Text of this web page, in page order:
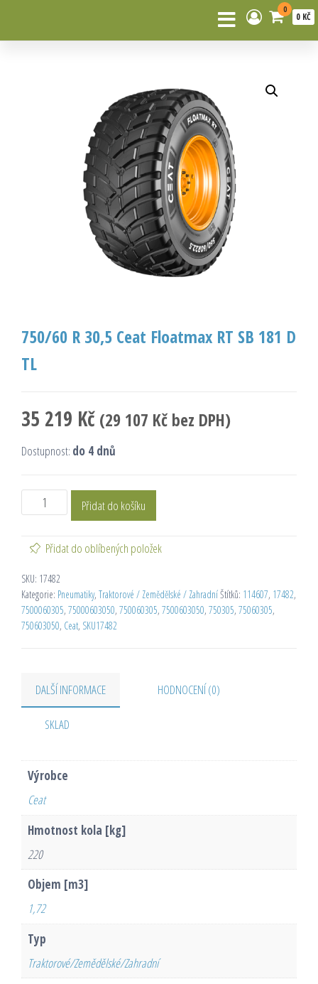
0
0 KČ
750/60 R 30,5 Ceat Floatmax RT SB 181 D
TL
35 219 Kč (29 107 Kč bez DPH)
Dostupnost: do 4 dnů
Přidat do košíku
Přidat do oblíbených položek
SKU: 17482
Kategorie: Pneumatiky, Traktorové / Zemědělské / ZahradníŠtítků: 114607, 17482,
7500060305, 75000603050, 750060305, 7500603050, 750305, 75060305,
750603050, Ceat, SKU17482
DALŠÍ INFORMACE HODNOCENÍ (0)
SKLAD
Výrobce
Ceat
Hmotnost kola [kg]
220
Objem [m3]
1,72
Typ
Traktorové/Zemědělské/Zahradní